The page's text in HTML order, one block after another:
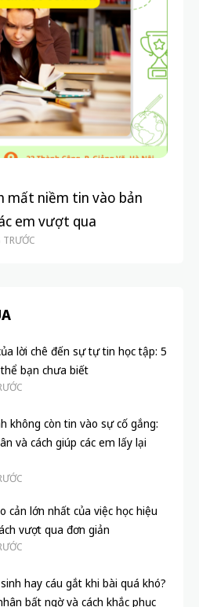
mất niềm tin vào bản
em vượt qua
lời chê đến sự tự tin học tập: 5
bạn chưa biết
không còn tin vào sự cố gắng:
và cách giúp các em lấy lại
cản lớn nhất của việc học hiệu
vượt qua đơn giản
hay cáu gắt khi bài quá khó?
bất ngờ và cách khắc phục